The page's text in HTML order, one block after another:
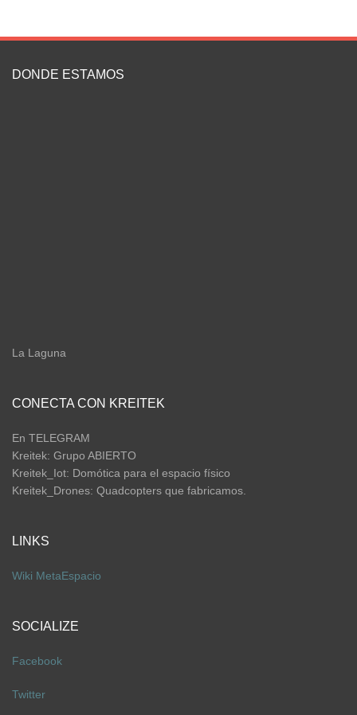
DONDE ESTAMOS
La Laguna
CONECTA CON KREITEK
En TELEGRAM
Kreitek: Grupo ABIERTO
Kreitek_Iot: Domótica para el espacio físico
Kreitek_Drones: Quadcopters que fabricamos.
LINKS
Wiki MetaEspacio
SOCIALIZE
Facebook
Twitter